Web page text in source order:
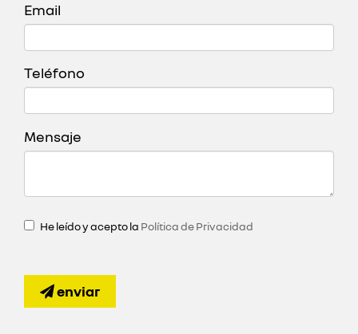
Email
Teléfono
Mensaje
He leído y acepto la Política de Privacidad
enviar